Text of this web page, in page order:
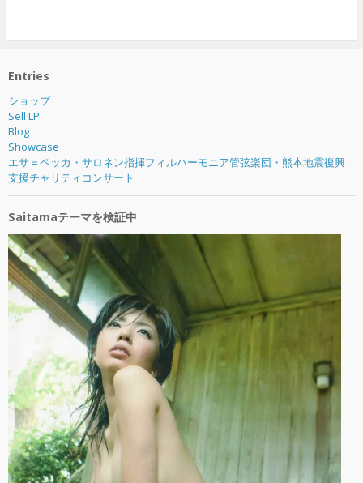
Entries
ショップ
Sell LP
Blog
Showcase
エサ＝ペッカ・サロネン指揮フィルハーモニア管弦楽団・熊本地震復興
支援チャリティコンサート
Saitamaテーマを検証中